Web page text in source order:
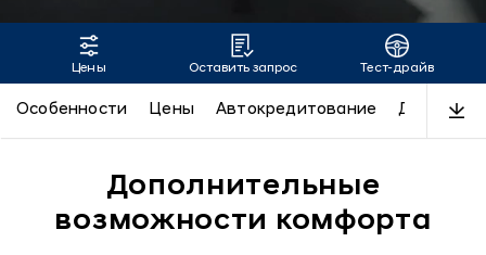
SANTA FE
Цены Оставить запрос Тест-драйв
Особенности Цены Автокредитование Дизайн
Дополнительные
возможности комфорта